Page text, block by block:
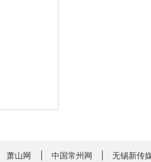
萧山网 中国常州网 无锡新传